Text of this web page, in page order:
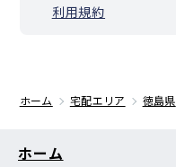
利用規約
ホーム 宅配エリア 徳島県
ホーム